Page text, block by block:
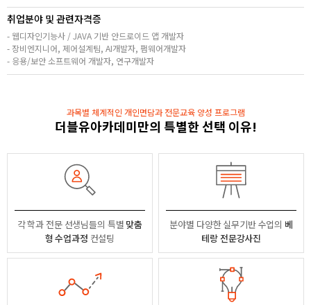
취업분야 및 관련자격증
- 웹디자인기능사 / JAVA 기반 안드로이드 앱 개발자
- 장비엔지니어, 제어설계팀, AI개발자, 펌웨어개발자
- 응용/보안 소프트웨어 개발자, 연구개발자
과목별 체계적인 개인면담과 전문교육 양성 프로그램
더블유아카데미만의 특별한 선택 이유!
각 학과 전문 선생님들의 특별 맞춤
형 수업과정 컨설팅
분야별 다양한 실무기반 수업의 베
테랑 전문강사진